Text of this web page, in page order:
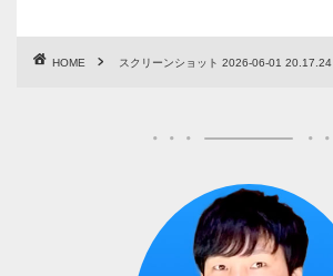
HOME スクリーンショット 2026-06-01 20.17.24